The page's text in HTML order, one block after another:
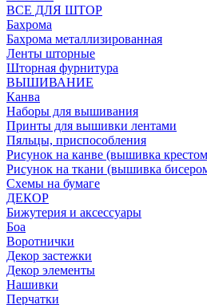
ВСЕ ДЛЯ ШТОР
Бахрома
Бахрома металлизированная
Ленты шторные
Шторная фурнитура
ВЫШИВАНИЕ
Канва
Наборы для вышивания
Принты для вышивки лентами
Пяльцы, приспособления
Рисунок на канве (вышивка
Рисунок на ткани (вышивка
Схемы на бумаге
ДЕКОР
Бижутерия и аксессуары
Боа
Воротнички
Декор застежки
Декор элементы
Нашивки
Перчатки